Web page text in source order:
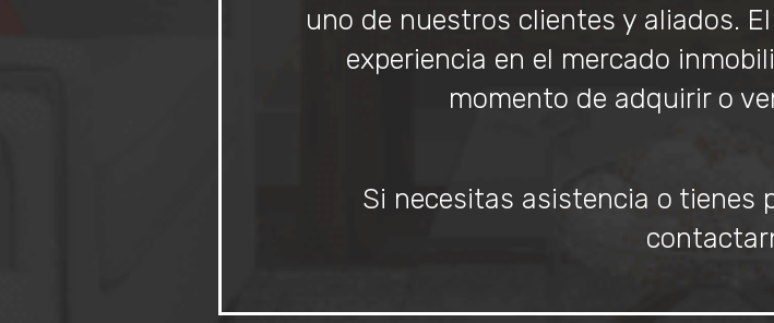
uno de nuestros clientes y aliados.
experiencia en el mercado
momento de adquirir o
Si necesitas asistencia o tienes